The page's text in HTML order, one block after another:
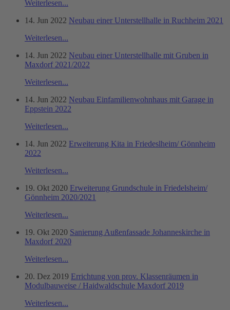
Weiterlesen...
14. Jun 2022 Neubau einer Unterstellhalle in Ruchheim 2021
Weiterlesen...
14. Jun 2022 Neubau einer Unterstellhalle mit Gruben in
Maxdorf 2021/2022
Weiterlesen...
14. Jun 2022 Neubau Einfamilienwohnhaus mit Garage in
Eppstein 2022
Weiterlesen...
14. Jun 2022 Erweiterung Kita in Friedeslheim/ Gönnheim
2022
Weiterlesen...
19. Okt 2020 Erweiterung Grundschule in Friedelsheim/
Gönnheim 2020/2021
Weiterlesen...
19. Okt 2020 Sanierung Außenfassade Johanneskirche in
Maxdorf 2020
Weiterlesen...
20. Dez 2019 Errichtung von prov. Klassenräumen in
Modulbauweise / Haidwaldschule Maxdorf 2019
Weiterlesen...